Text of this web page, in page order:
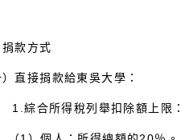
款方式
）直接捐款給東吳大學：
合所得稅列舉扣除額上限：